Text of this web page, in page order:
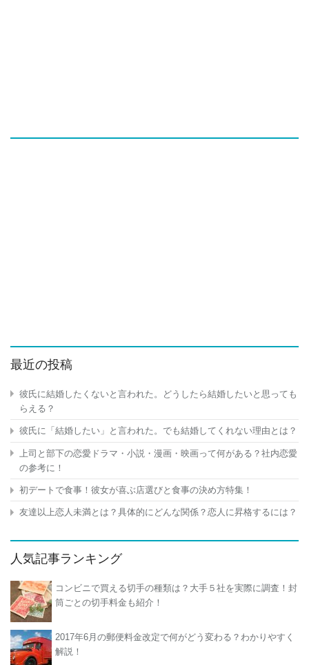
最近の投稿
彼氏に結婚したくないと言われた。どうしたら結婚したいと思っても
らえる？
彼氏に「結婚したい」と言われた。でも結婚してくれない理由とは？
上司と部下の恋愛ドラマ・小説・漫画・映画って何がある？社内恋愛
の参考に！
初デートで食事！彼女が喜ぶ店選びと食事の決め方特集！
友達以上恋人未満とは？具体的にどんな関係？恋人に昇格するには？
人気記事ランキング
コンビニで買える切手の種類は？大手５社を実際に調査！封
筒ごとの切手料金も紹介！
2017年6月の郵便料金改定で何がどう変わる？わかりやすく
解説！